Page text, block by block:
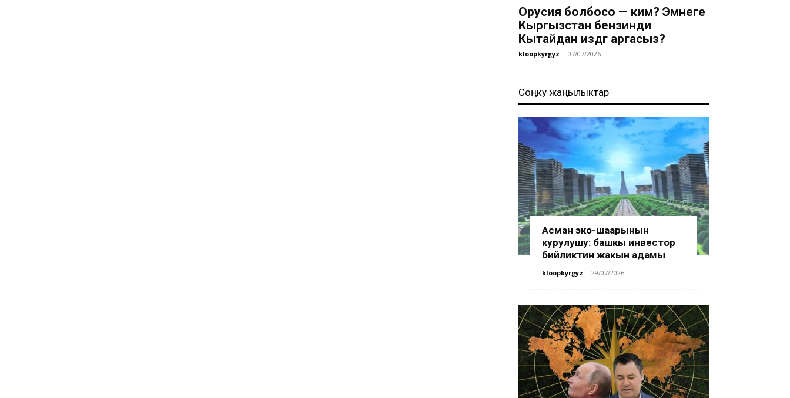
Орусия болбосо — ким? Эмнеге
Кыргызстан бензинди
Кытайдан издөөгө аргасыз?
kloopkyrgyz - 07/07/2026
Соңку жаңылыктар
Асман эко-шаарынын
курулушу: башкы инвестор
бийликтин жакын адамы
kloopkyrgyz - 29/07/2026